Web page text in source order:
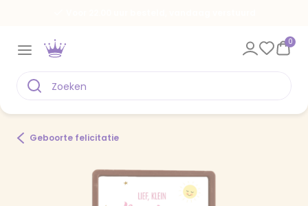
0
Geboorte felicitatie